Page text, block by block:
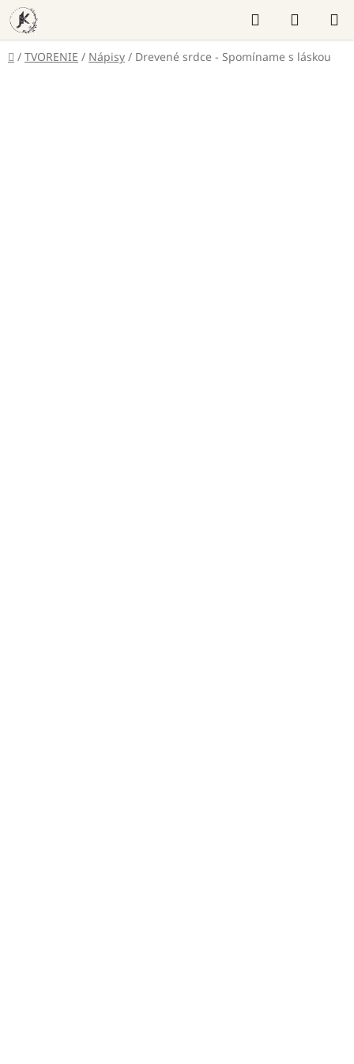
Prejsť
na
obsah
Hľadať
KOŠÍK
Domov
/ TVORENIE / Nápisy / Drevené srdce - Spomíname s láskou